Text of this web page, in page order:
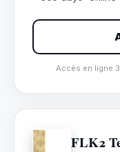
Accès en ligne
FLK2